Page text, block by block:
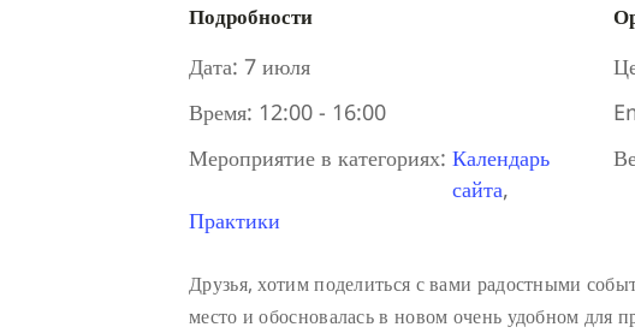
Подробности
Дата: 7 июля
Время: 12:00 - 16:00
Мероприятие в категориях: Календарь
сайта,
Практики
Друзья, хотим поделиться с вами радостными
место и обосновалась в новом очень удобном